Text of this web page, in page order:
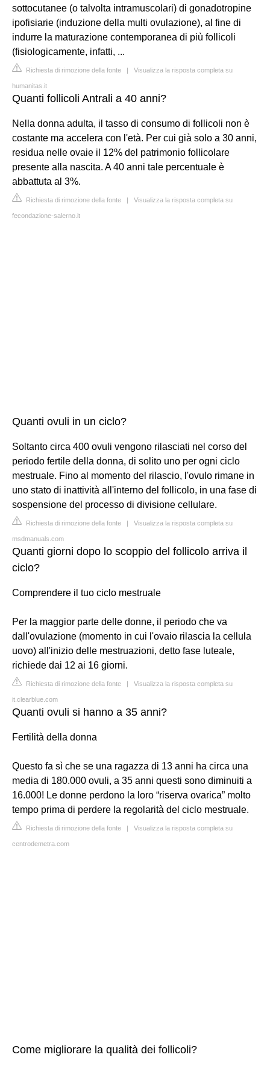
sottocutanee (o talvolta intramuscolari) di gonadotropine
ipofisiarie (induzione della multi ovulazione), al fine di
indurre la maturazione contemporanea di più follicoli
(fisiologicamente, infatti, ...
Richiesta di rimozione della fonte | Visualizza la risposta completa su
humanitas.it
Quanti follicoli Antrali a 40 anni?
Nella donna adulta, il tasso di consumo di follicoli non è
costante ma accelera con l'età. Per cui già solo a 30 anni,
residua nelle ovaie il 12% del patrimonio follicolare
presente alla nascita. A 40 anni tale percentuale è
abbattuta al 3%.
Richiesta di rimozione della fonte | Visualizza la risposta completa su
fecondazione-salerno.it
Quanti ovuli in un ciclo?
Soltanto circa 400 ovuli vengono rilasciati nel corso del
periodo fertile della donna, di solito uno per ogni ciclo
mestruale. Fino al momento del rilascio, l'ovulo rimane in
uno stato di inattività all'interno del follicolo, in una fase di
sospensione del processo di divisione cellulare.
Richiesta di rimozione della fonte | Visualizza la risposta completa su
msdmanuals.com
Quanti giorni dopo lo scoppio del follicolo arriva il
ciclo?
Comprendere il tuo ciclo mestruale
Per la maggior parte delle donne, il periodo che va
dall'ovulazione (momento in cui l'ovaio rilascia la cellula
uovo) all'inizio delle mestruazioni, detto fase luteale,
richiede dai 12 ai 16 giorni.
Richiesta di rimozione della fonte | Visualizza la risposta completa su
it.clearblue.com
Quanti ovuli si hanno a 35 anni?
Fertilità della donna
Questo fa sì che se una ragazza di 13 anni ha circa una
media di 180.000 ovuli, a 35 anni questi sono diminuiti a
16.000! Le donne perdono la loro “riserva ovarica” molto
tempo prima di perdere la regolarità del ciclo mestruale.
Richiesta di rimozione della fonte | Visualizza la risposta completa su
centrodemetra.com
Come migliorare la qualità dei follicoli?